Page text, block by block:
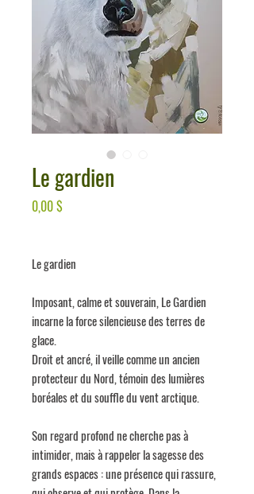
Le gardien
0,00 $Prix
Le gardien
Imposant, calme et souverain, Le Gardien
incarne la force silencieuse des terres de
glace.
Droit et ancré, il veille comme un ancien
protecteur du Nord, témoin des lumières
boréales et du souffle du vent arctique.
Son regard profond ne cherche pas à
intimider, mais à rappeler la sagesse des
grands espaces : une présence qui rassure,